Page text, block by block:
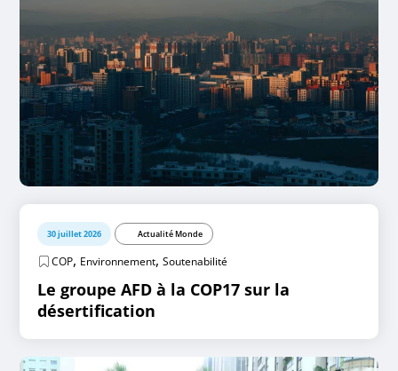
30 juillet 2026 Actualité Monde
COP, Environnement,Soutenabilité
Le groupe AFD à la COP17 sur la
désertification